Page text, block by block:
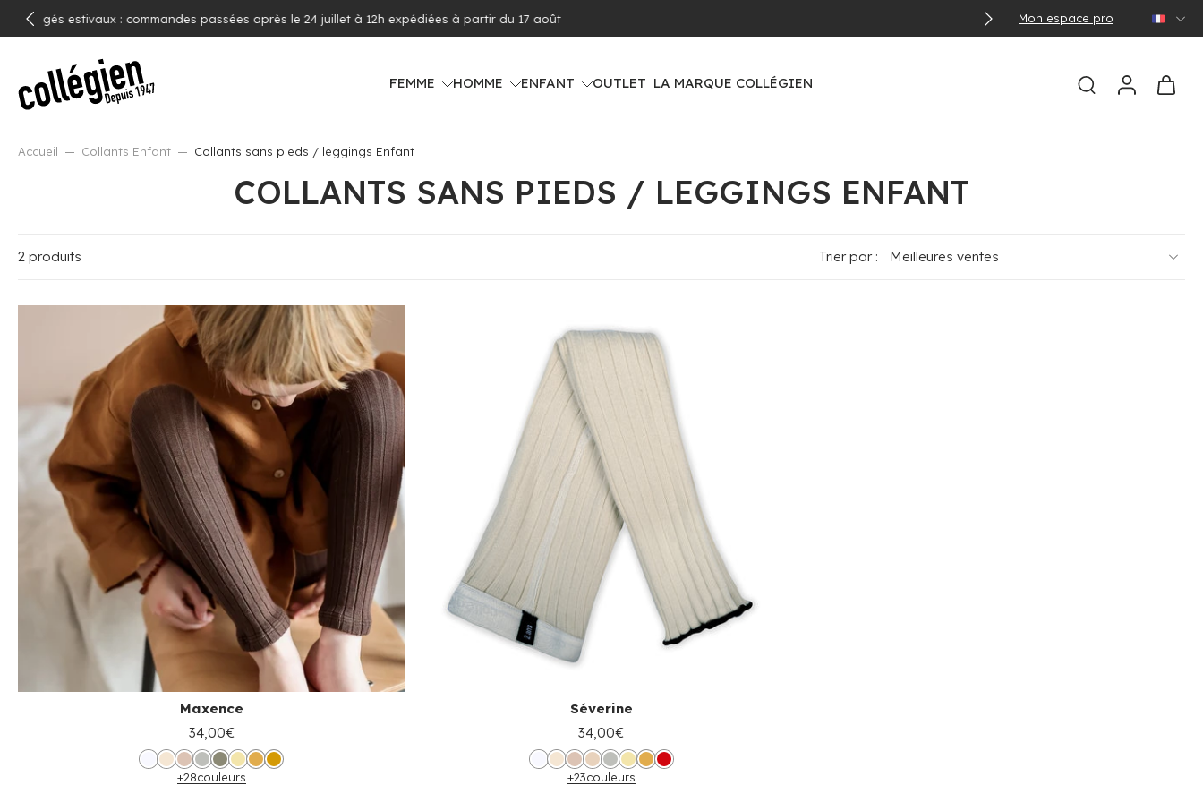
ALLER
AU
Mon espace pro
Livraison offerte dès 100€ d'achat (voir pays concernés)
FEMME HOMME ENFANT OUTLET LA MARQUE COLLÉGIEN
Accueil Collants Enfant Collants sans pieds / leggings Enfant
COLLANTS SANS PIEDS / LEGGINGS ENFANT
2 produits Trier par :
Maxence
34,00€
+28couleurs
Séverine
34,00€
+23couleurs